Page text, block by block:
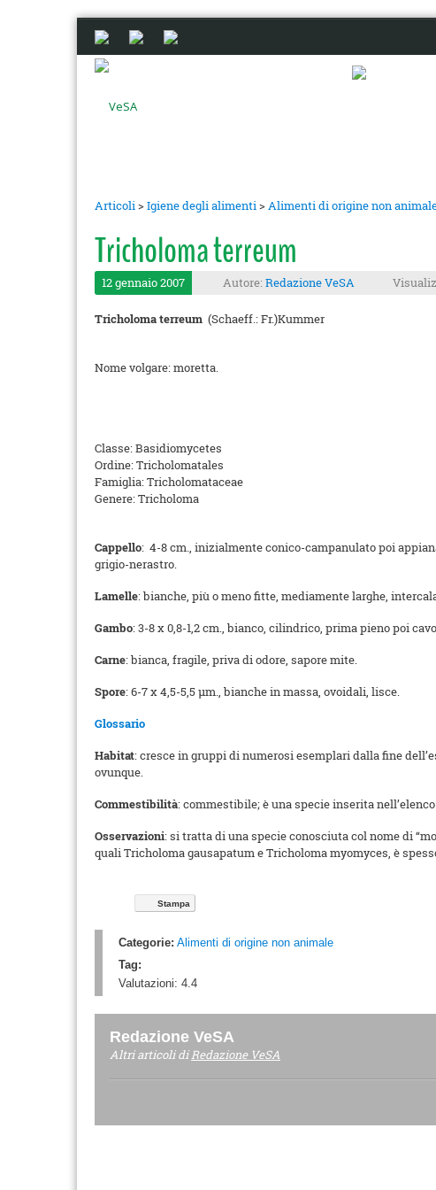
Articoli>Igiene degli alimenti>Alimenti di origine non
Tricholoma terreum
12 gennaio 2007 Autore: Redazione VeSA
Tricholoma terreum (Schaeff.: Fr.)Kummer
Nome volgare: moretta.
Classe: Basidiomycetes
Ordine: Tricholomatales
Famiglia: Tricholomataceae
Genere: Tricholoma
Cappello: 4-8 cm., inizialmente conico-campanulato poi
grigio-nerastro.
Lamelle: bianche, più o meno fitte, mediamente larghe,
Gambo: 3-8 x 0,8-1,2 cm., bianco, cilindrico, prima pieno poi
Carne: bianca, fragile, priva di odore, sapore mite.
Spore: 6-7 x 4,5-5,5 µm., bianche in massa, ovoidali, lisce.
Glossario
Habitat: cresce in gruppi di numerosi esemplari dalla fine
ovunque.
Commestibilità: commestibile; è una specie inserita
Osservazioni: si tratta di una specie conosciuta col nome di
quali Tricholoma gausapatum e Tricholoma myomyces, è
Stampa
Categorie: Alimenti di origine non animale
Tag:
Valutazioni: 4.4
Redazione VeSA
Altri articoli diRedazione VeSA